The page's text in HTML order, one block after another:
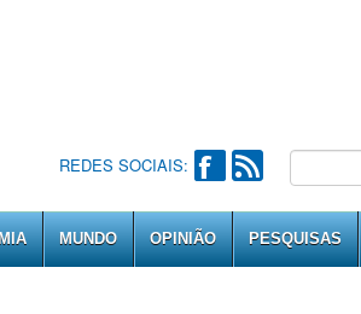
REDES SOCIAIS:
MUNDO OPINIÃO PESQUISAS